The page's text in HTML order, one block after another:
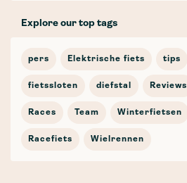
Explore our top tags
pers Elektrische fiets tips
fietssloten diefstal Reviews
Races Team Winterfietsen
Racefiets Wielrennen